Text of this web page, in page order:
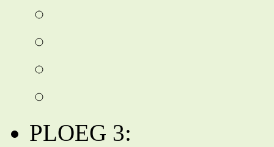
PLOEG 3: